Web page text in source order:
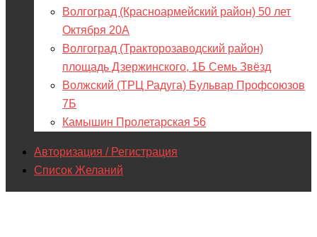
Волгоград (Красноармейский район) 50 лет
Октября 20А
Волгоград (Тракторозаводский район)
площадь Дзержинского, 1Б Семь Звёзд
Волжский (ТРЦ Радуга) Бульвар Профсоюзов
7Б
Камышин Пролетарская 56
Авторизация / Регистрация
Список Желаний